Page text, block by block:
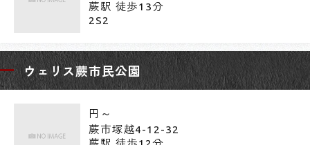
蕨駅 徒歩13分
2S2
ウェリス蕨市民公園
円～
蕨市塚越4-12-32